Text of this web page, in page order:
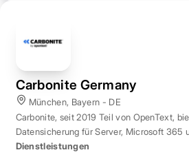
Carbonite Germany
München, Bayern - DE
Carbonite, seit 2019 Teil von OpenText,
Datensicherung für Server, Microsoft 365
Dienstleistungen